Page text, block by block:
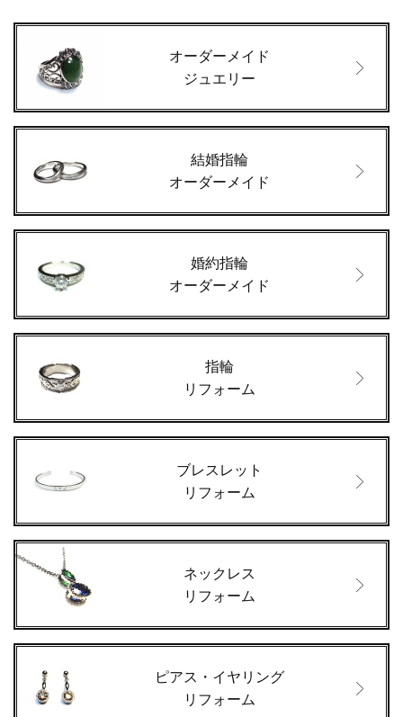
オーダーメイド
ジュエリー
結婚指輪
オーダーメイド
婚約指輪
オーダーメイド
指輪
リフォーム
ブレスレット
リフォーム
ネックレス
リフォーム
ピアス・イヤリング
リフォーム